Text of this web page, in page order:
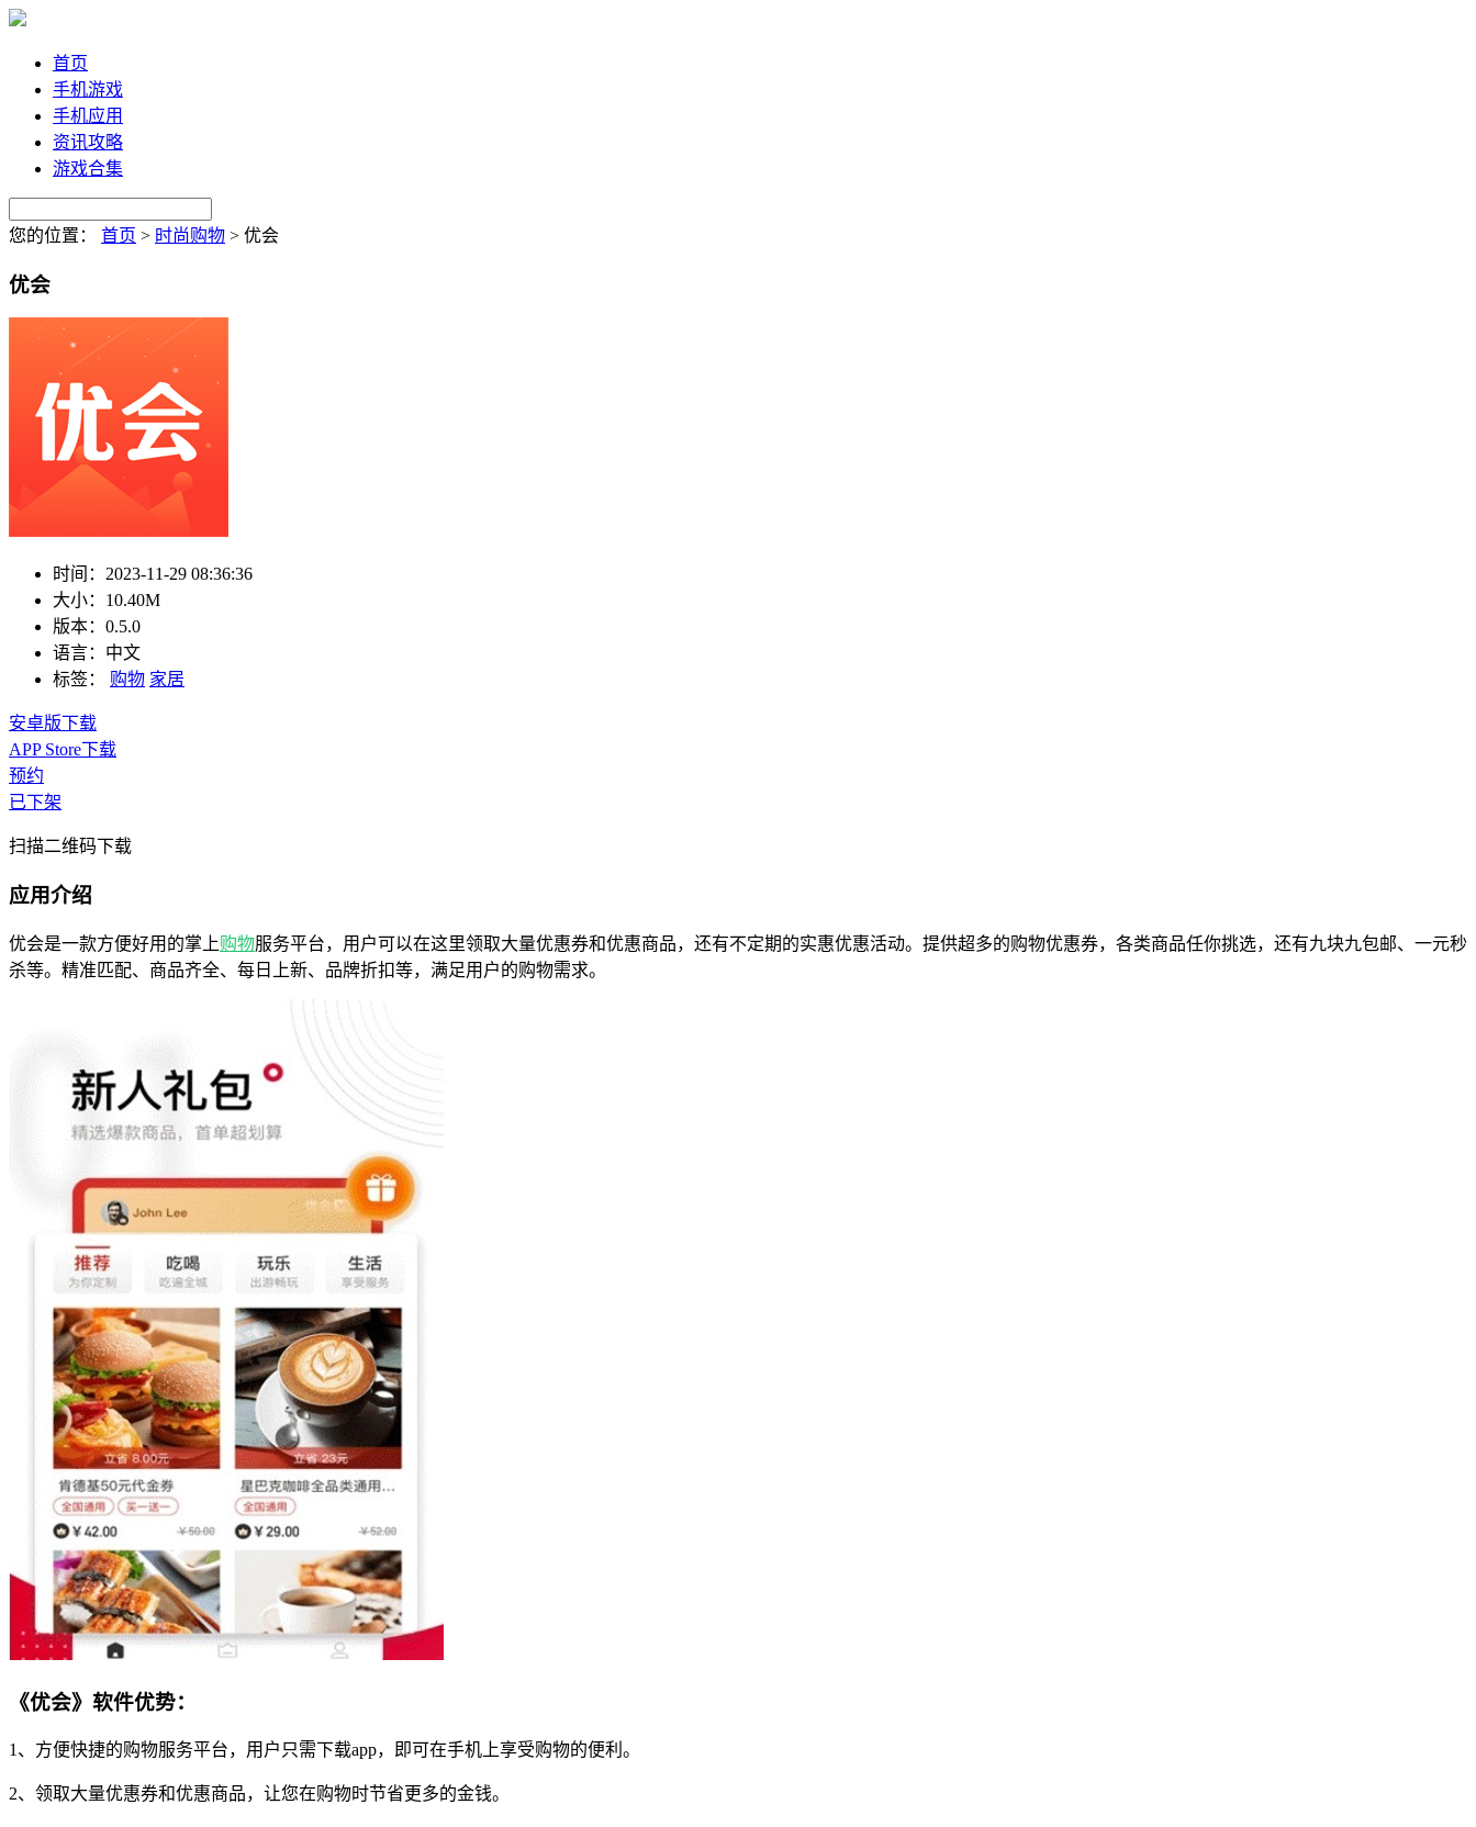
首页
手机游戏
手机应用
资讯攻略
游戏合集
您的位置： 首页 > 时尚购物 > 优会
优会
时间： 2023-11-29 08:36:36
大小： 10.40M
版本： 0.5.0
语言： 中文
标签：
购物 家居
安卓版下载
APP Store下载
预约
已下架
扫描二维码下载
应用介绍
优会是一款方便好用的掌上购物服务平台，用户可以在这里领取大量优惠券和优惠商品，还有不定期的实惠优惠活动。提供超多的购物优惠券，各类商品任你挑选，还有九块九包邮、一元秒
杀等。精准匹配、商品齐全、每日上新、品牌折扣等，满足用户的购物需求。
《优会》软件优势：
1、方便快捷的购物服务平台，用户只需下载app，即可在手机上享受购物的便利。
2、领取大量优惠券和优惠商品，让您在购物时节省更多的金钱。